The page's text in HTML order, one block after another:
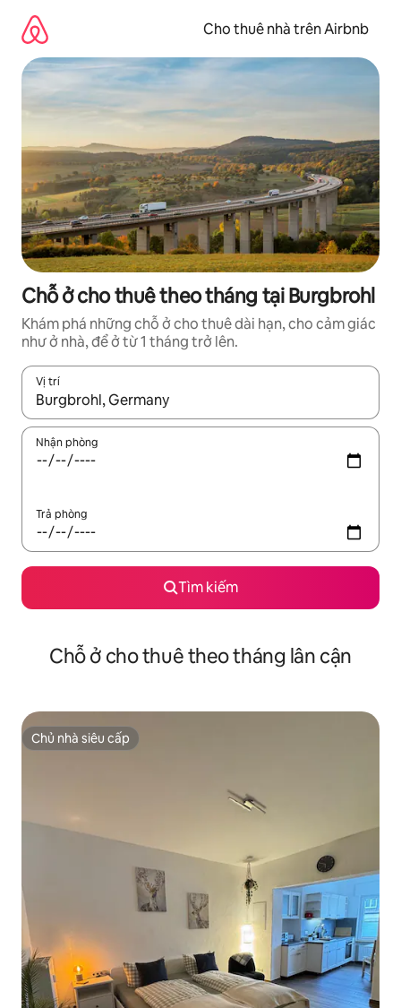
dung
Cho thuê nhà trên Airbnb
Chỗ ở cho thuê theo tháng tại Burgbrohl
Khám phá những chỗ ở cho thuê dài hạn, cho cảm giác
như ở nhà, để ở từ 1 tháng trở lên.
Vị trí
Khi có kết quả, hãy điều hướng bằng phím mũi tên lên và
Nhận phòng
Trả phòng
Tìm kiếm
Chỗ ở cho thuê theo tháng lân cận
Chủ nhà siêu cấp
Chủ nhà siêu cấp